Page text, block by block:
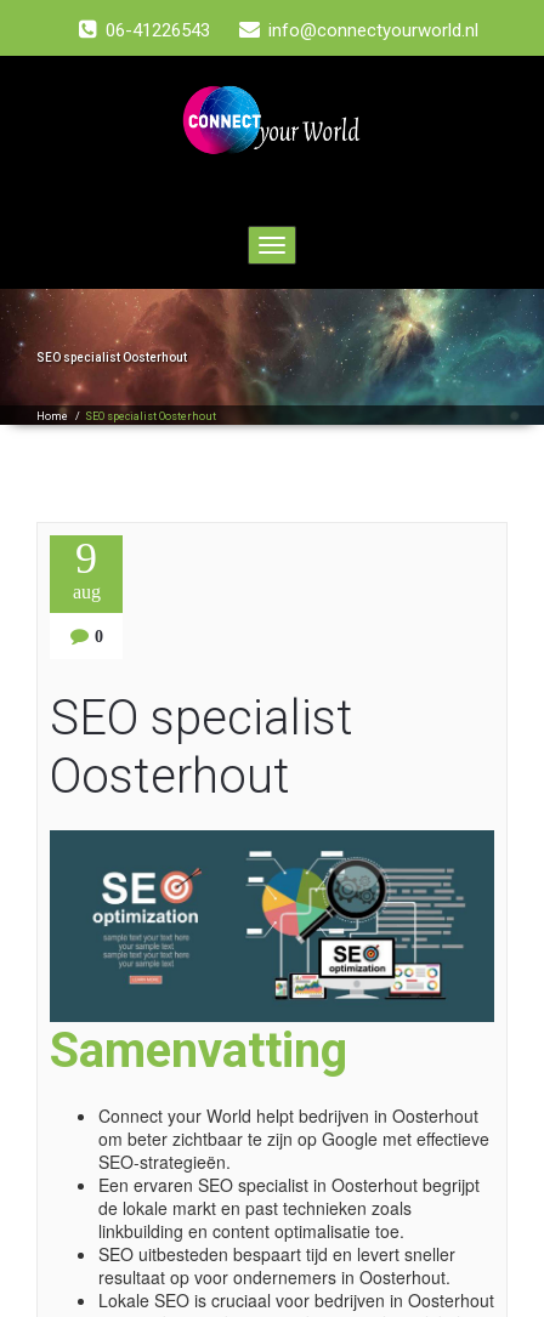
06-41226543 info@connectyourworld.nl
Toggle
navigation
SEO specialist Oosterhout
Home / SEO specialist Oosterhout
9
aug
0
SEO specialist
Oosterhout
Samenvatting
Connect your World helpt bedrijven in Oosterhout
om beter zichtbaar te zijn op Google met effectieve
SEO-strategieën.
Een ervaren SEO specialist in Oosterhout begrijpt
de lokale markt en past technieken zoals
linkbuilding en content optimalisatie toe.
SEO uitbesteden bespaart tijd en levert sneller
resultaat op voor ondernemers in Oosterhout.
Lokale SEO is cruciaal voor bedrijven in Oosterhout